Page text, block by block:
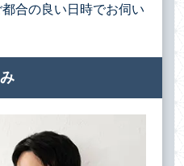
合の良い日時でお伺い